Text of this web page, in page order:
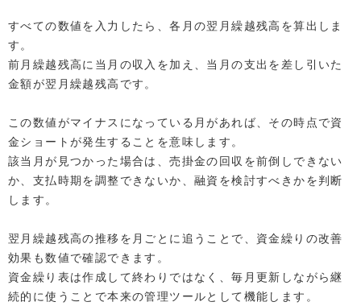
すべての数値を入力したら、各月の翌月繰越残高を算出しま
す。
前月繰越残高に当月の収入を加え、当月の支出を差し引いた
金額が翌月繰越残高です。
この数値がマイナスになっている月があれば、その時点で資
金ショートが発生することを意味します。
該当月が見つかった場合は、売掛金の回収を前倒しできない
か、支払時期を調整できないか、融資を検討すべきかを判断
します。
翌月繰越残高の推移を月ごとに追うことで、資金繰りの改善
効果も数値で確認できます。
資金繰り表は作成して終わりではなく、毎月更新しながら継
続的に使うことで本来の管理ツールとして機能します。